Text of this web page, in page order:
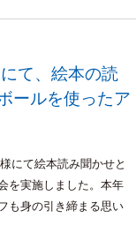
て、絵本の読
ールを使ったア
にて絵本読み聞かせと
を実施しました。本年
も身の引き締まる思い